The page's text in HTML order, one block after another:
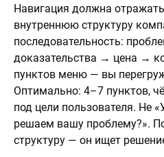
Навигация должна
внутреннюю структуру
последовательность:
доказательства → цена →
пунктов меню — вы
Оптимально: 4–7 пунктов,
под цели пользователя. Не
решаем вашу проблему?».
структуру — он ищет